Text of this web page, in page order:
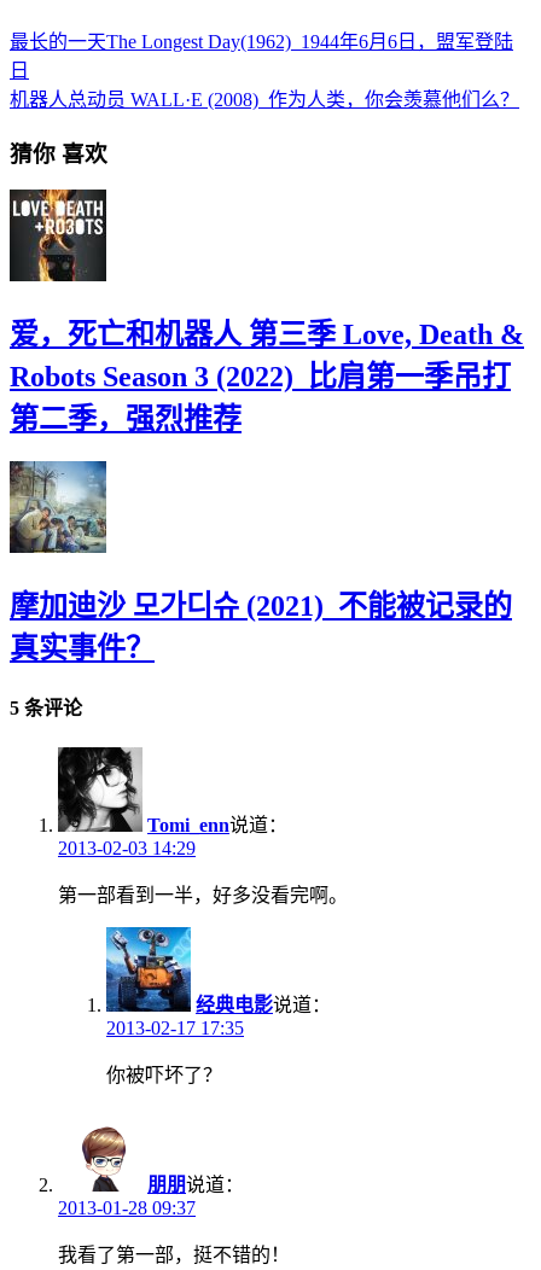
最长的一天The Longest Day(1962)_1944年6月6日，盟军登陆
日
机器人总动员 WALL·E (2008)_作为人类，你会羡慕他们么？
猜你 喜欢
爱，死亡和机器人 第三季 Love, Death &
Robots Season 3 (2022)_比肩第一季吊打
第二季，强烈推荐
摩加迪沙 모가디슈 (2021)_不能被记录的
真实事件？
5 条评论
Tomi_enn说道：
2013-02-03 14:29
第一部看到一半，好多没看完啊。
经典电影说道：
2013-02-17 17:35
你被吓坏了？
朋朋说道：
2013-01-28 09:37
我看了第一部，挺不错的！